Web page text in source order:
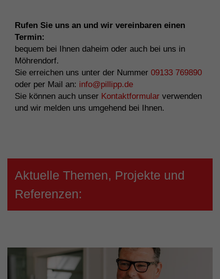
Rufen Sie uns an und wir vereinbaren einen
Termin:
bequem bei Ihnen daheim oder auch bei uns in
Möhrendorf.
Sie erreichen uns unter der Nummer 09133 769890
oder per Mail an: info@pillipp.de
Sie können auch unser Kontaktformular verwenden
und wir melden uns umgehend bei Ihnen.
Aktuelle Themen, Projekte und
Referenzen: